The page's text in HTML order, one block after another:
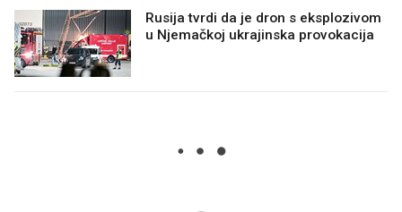
Rusija tvrdi da je dron s eksplozivom
u Njemačkoj ukrajinska provokacija